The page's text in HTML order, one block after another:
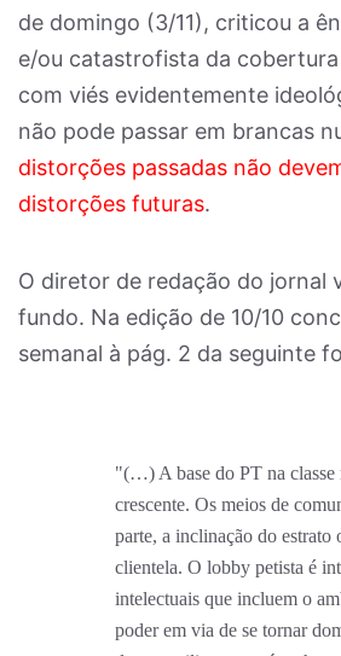
de domingo (3/11), criticou a
e/ou catastrofista da
com viés evidentemente
não pode passar em brancas
distorções passadas não
distorções futuras.
O diretor de redação do jornal
fundo. Na edição de 10/10
semanal à pág. 2 da seguinte
"(…) A base do PT na classe
crescente. Os meios de
parte, a inclinação do estrato
clientela. O lobby petista é
intelectuais que incluem o
poder em via de se tornar